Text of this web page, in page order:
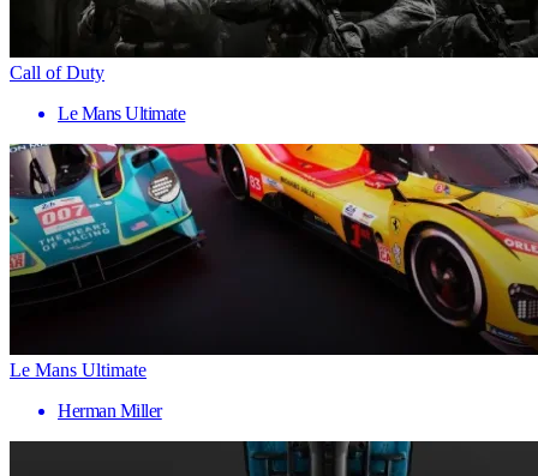
Call of Duty
Le Mans Ultimate
Le Mans Ultimate
Herman Miller